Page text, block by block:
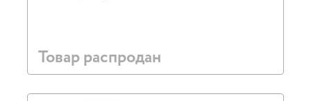
Товар распродан